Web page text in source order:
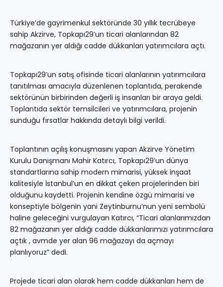
Türkiye’de gayrimenkul sektöründe 30 yıllık tecrübeye
sahip Akzirve, Topkapı29’un ticari alanlarından 82
mağazanın yer aldığı cadde dükkanları yatırımcılara açtı.
Topkapı29’un satış ofisinde ticari alanlarının yatırımcılara
tanıtılması amacıyla düzenlenen toplantıda, perakende
sektörünün birbirinden değerli iş insanları bir araya geldi.
Toplantıda sektör temsilcileri ve yatırımcılara, projenin
sunduğu fırsatlar hakkında detaylı bilgi verildi.
Toplantının açılış konuşmasını yapan Akzirve Yönetim
Kurulu Danışmanı Mahir Katırcı, Topkapı29’un dünya
standartlarına sahip modern mimarisi, yüksek inşaat
kalitesiyle İstanbul’un en dikkat çeken projelerinden biri
olduğunu kaydetti. Projenin kendine özgü mimarisi ve
konseptiyle bölgenin yani Zeytinburnu’nun yeni sembolü
haline geleceğini vurgulayan Katırcı, “Ticari alanlarımızdan
82 mağazanın yer aldığı cadde dükkanlarımızı yatırımcılara
açtık , avmde yer alan 96 mağazayı da açmayı
planlıyoruz” dedi.
Projede ticari alan olarak hem cadde dükkanları hem de